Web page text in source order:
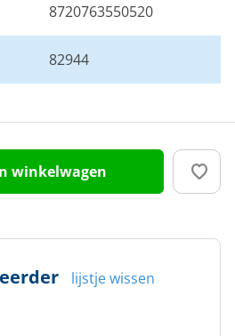
8720763550520
82944
winkelwagen
lijstje wissen